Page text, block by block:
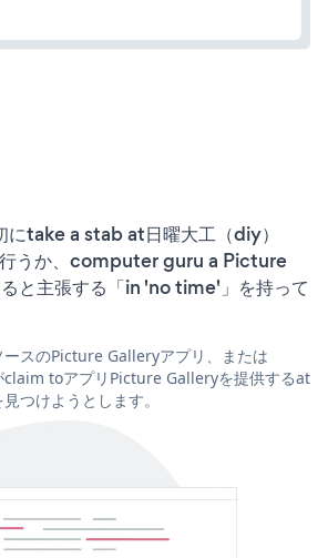
にtake a stab at日曜大工（diy）
うか、computer guru a Picture
と主張する「in 'no time'」を持って
スのPicture Galleryアプリ、または
toアプリPicture Galleryを提供するat
つけようとします。